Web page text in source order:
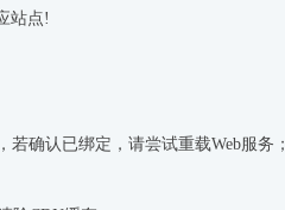
站点!
确认已绑定，请尝试重载Web服务；